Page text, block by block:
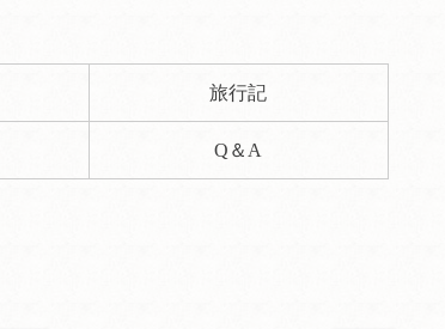
旅行記
Q＆A